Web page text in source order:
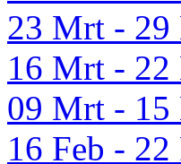
23 Mrt - 29
16 Mrt - 22
09 Mrt - 15
16 Feb - 22